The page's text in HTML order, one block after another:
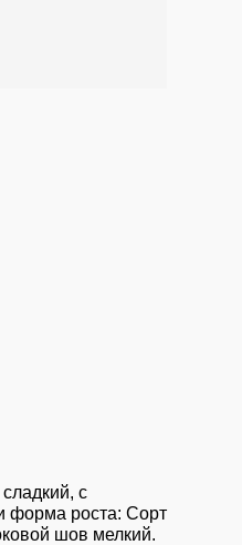
с
форма роста: Сорт
шов мелкий.